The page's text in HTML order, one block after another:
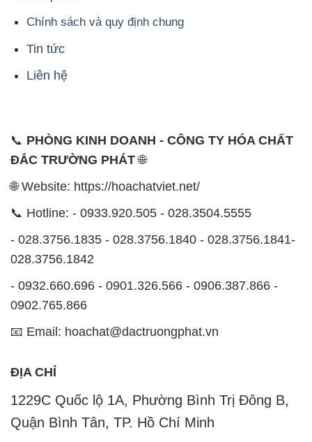
- 0932.660.696 - 0901.326.566 - 0906.387.866 -
0902.765.866
📧 Email: hoachat@dactruongphat.vn
1229C Quốc lộ 1A, Phường Bình Trị Đông B,
Quận Bình Tân, TP. Hồ Chí Minh
PHÁT
tên miềnhoachatviet.net, tự hào là một đơn vị hàng
đầu trong lĩnh vực kinh doanh và phân phối các loại
hóa chất công nghiệp đa dạng, nhằm đáp ứng nhu
Chúng tôi cam kết mang đến sự hài lòng và đáp ứng
mọi nhu cầu của khách hàng với tiêu chí hàng đầu.
Để đạt được mục tiêu này, chúng tôi cung cấp những